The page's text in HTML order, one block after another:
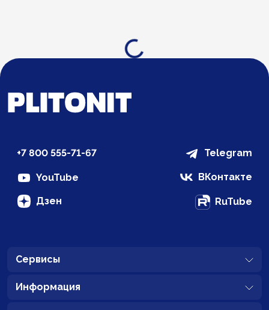
Загрузка...
+7 800 555-71-67 Telegram
YouTube ВКонтакте
Дзен RuTube
Сервисы
Информация